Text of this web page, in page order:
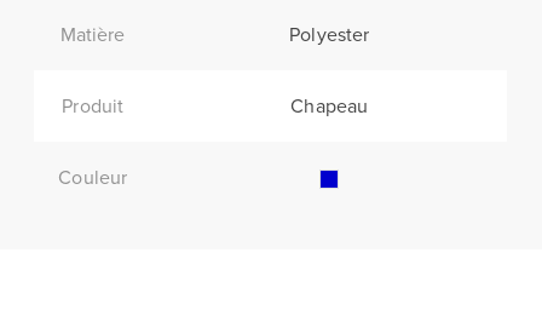
Matière Polyester
Produit Chapeau
Couleur